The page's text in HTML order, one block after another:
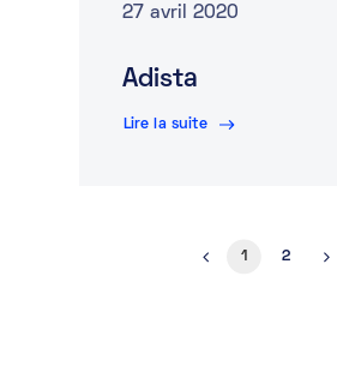
27 avril 2020
Adista
Lire la suite
1 2